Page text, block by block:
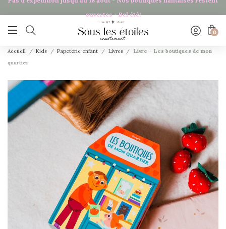
ouvertes - Bel été!
 0
Accueil Kids Papeterie enfant Livres
Livre - Les boutiques de mon
quartier